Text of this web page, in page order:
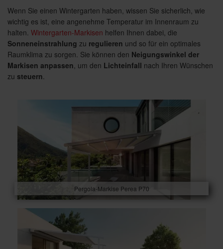
Wenn Sie einen Wintergarten haben, wissen Sie sicherlich, wie
wichtig es ist, eine angenehme Temperatur im Innenraum zu
halten. Wintergarten-Markisen helfen Ihnen dabei, die
Sonneneinstrahlung zu regulieren und so für ein optimales
Raumklima zu sorgen. Sie können den Neigungswinkel der
Markisen anpassen , um den Lichteinfall nach Ihren Wünschen
zu steuern
Pergola-Markise Perea P70